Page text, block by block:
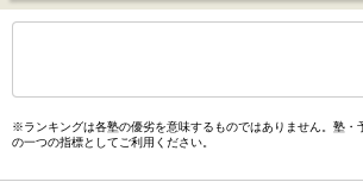
※ランキングは各塾の優劣を意味するものではありません。塾・
の一つの指標としてご利用ください。